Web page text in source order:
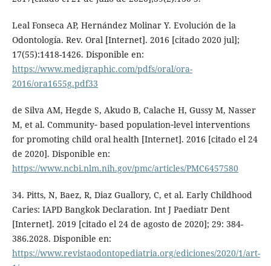
Leal Fonseca AP, Hernández Molinar Y. Evolución de la
Odontología. Rev. Oral [Internet]. 2016 [citado 2020 jul];
17(55):1418-1426. Disponible en:
https://www.medigraphic.com/pdfs/oral/ora-
2016/ora1655g.pdf33
de Silva AM, Hegde S, Akudo B, Calache H, Gussy M, Nasser
M, et al. Community‐ based population‐level interventions
for promoting child oral health [Internet]. 2016 [citado el 24
de 2020]. Disponible en:
https://www.ncbi.nlm.nih.gov/pmc/articles/PMC6457580
34. Pitts, N, Baez, R, Diaz Guallory, C, et al. Early Childhood
Caries: IAPD Bangkok Declaration. Int J Paediatr Dent
[Internet]. 2019 [citado el 24 de agosto de 2020]; 29: 384-
386.2028. Disponible en:
https://www.revistaodontopediatria.org/ediciones/2020/1/art-